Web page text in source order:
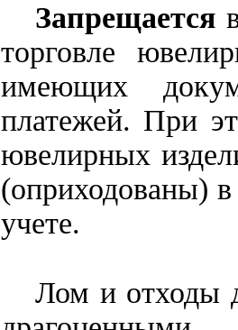
Запрещается
торговле
имеющих
платежей. При
ювелирных
(оприходованы) в
учете.
Лом и отходы